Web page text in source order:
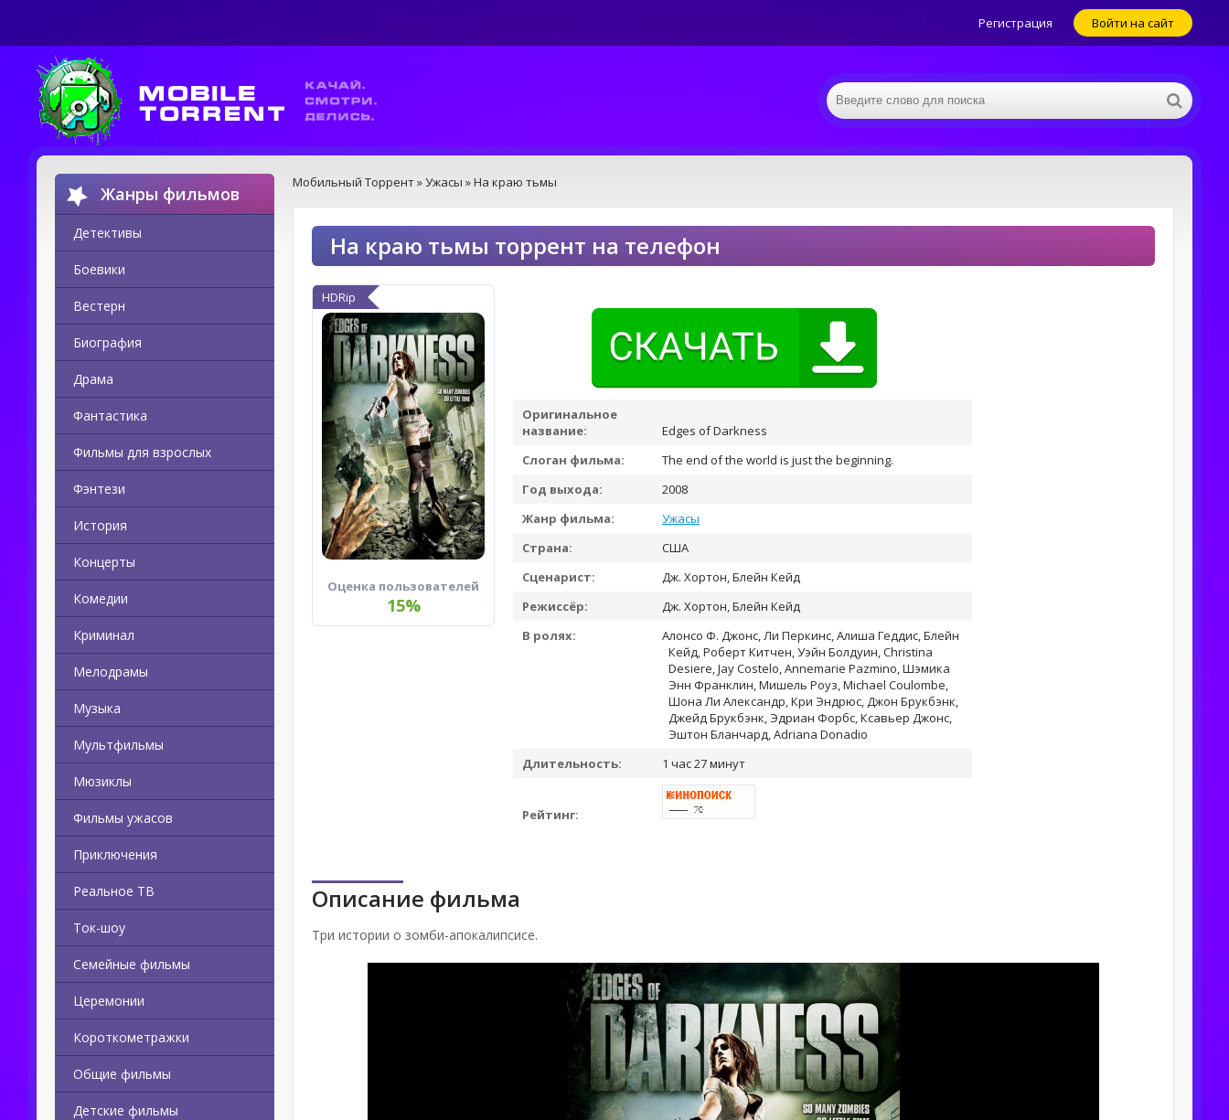
Регистрация Войти на сайт
Жанры фильмов
Детективы
Боевики
Вестерн
Биография
Драма
Фантастика
Фильмы для взрослых
Фэнтези
История
Концерты
Комедии
Криминал
Мелодрамы
Музыка
Мультфильмы
Мюзиклы
Фильмы ужасов
Приключения
Реальное ТВ
Ток-шоу
Семейные фильмы
Церемонии
Короткометражки
Общие фильмы
Детские фильмы
Мобильный Торрент»Ужасы » На краю тьмы
На краю тьмы торрент на телефон
HDRip
Оценка пользователей
15%
Оригинальное
название:
Edges of Darkness
Слоган фильма:
The end of the world is just the beginning.
Год выхода:
2008
Жанр фильма:
Ужасы
Страна:
США
Сценарист:
Дж. Хортон, Блейн Кейд
Режиссёр:
Дж. Хортон, Блейн Кейд
В ролях:
Алонсо Ф. Джонс, Ли Перкинс, Алиша Геддис, Блейн
Кейд, Роберт Китчен, Уэйн Болдуин, Christina
Desiere, Jay Costelo, Annemarie Pazmino, Шэмика
Энн Франклин, Мишель Роуз, Michael Coulombe,
Шона Ли Александр, Кри Эндрюс, Джон Брукбэнк,
Джейд Брукбэнк, Эдриан Форбс, Ксавьер Джонс,
Эштон Бланчард, Adriana Donadio
Длительность:
1 час 27 минут
Рейтинг:
Описание фильма
Три истории о зомби-апокалипсисе.